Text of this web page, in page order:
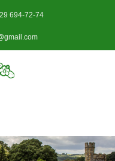
694-72-74